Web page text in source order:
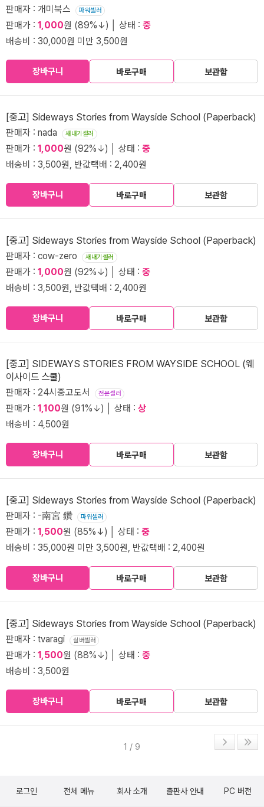
판매자 : 개미북스 파워셀러
판매가 : 1,000원 (89%↓) │ 상태 : 중
배송비 : 30,000원 미만 3,500원
장바구니 바로구매 보관함
[중고] Sideways Stories from Wayside School (Paperback)
판매자 : nada 새내기셀러
판매가 : 1,000원 (92%↓) │ 상태 : 중
배송비 : 3,500원, 반값택배 : 2,400원
장바구니 바로구매 보관함
[중고] Sideways Stories from Wayside School (Paperback)
판매자 : cow-zero 새내기셀러
판매가 : 1,000원 (92%↓) │ 상태 : 중
배송비 : 3,500원, 반값택배 : 2,400원
장바구니 바로구매 보관함
[중고] SIDEWAYS STORIES FROM WAYSIDE SCHOOL (웨
이사이드 스쿨)
판매자 : 24시중고도서 전문셀러
판매가 : 1,100원 (91%↓) │ 상태 : 상
배송비 : 4,500원
장바구니 바로구매 보관함
[중고] Sideways Stories from Wayside School (Paperback)
판매자 : -南宮 鑽 파워셀러
판매가 : 1,500원 (85%↓) │ 상태 : 중
배송비 : 35,000원 미만 3,500원, 반값택배 : 2,400원
장바구니 바로구매 보관함
[중고] Sideways Stories from Wayside School (Paperback)
판매자 : tvaragi 실버셀러
판매가 : 1,500원 (88%↓) │ 상태 : 중
배송비 : 3,500원
장바구니 바로구매 보관함
1 / 9
로그인 전체 메뉴 회사 소개 출판사 안내 PC 버전